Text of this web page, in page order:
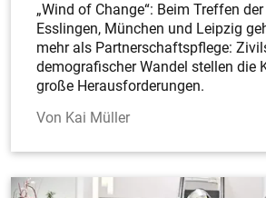
„Wind of Change“: Beim Treffen
Esslingen, München und Leipzig
mehr als Partnerschaftspflege:
demografischer Wandel stellen die
große Herausforderungen.
Kai Müller